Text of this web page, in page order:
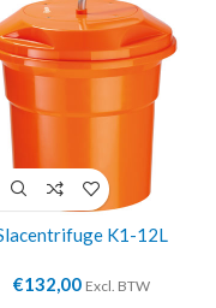
K1-12L
€132,00 Excl. BTW